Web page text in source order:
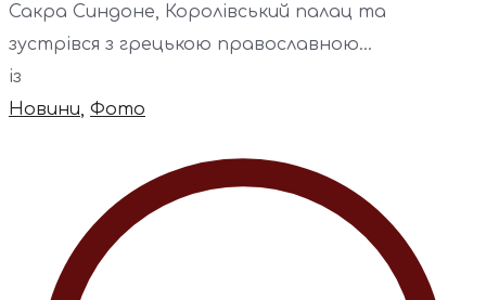
Сакра Синдоне, Королівський палац та
зустрівся з грецькою православною...
із
Новини, Фото